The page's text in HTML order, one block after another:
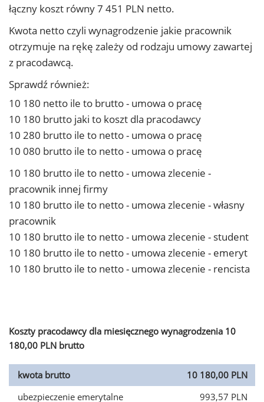
łączny koszt równy 7 451 PLN netto.
Kwota netto czyli wynagrodzenie jakie pracownik
otrzymuje na rękę zależy od rodzaju umowy zawartej
z pracodawcą.
Sprawdź również:
10 180 netto ile to brutto - umowa o pracę
10 180 brutto jaki to koszt dla pracodawcy
10 280 brutto ile to netto - umowa o pracę
10 080 brutto ile to netto - umowa o pracę
10 180 brutto ile to netto - umowa zlecenie -
pracownik innej firmy
10 180 brutto ile to netto - umowa zlecenie - własny
pracownik
10 180 brutto ile to netto - umowa zlecenie - student
10 180 brutto ile to netto - umowa zlecenie - emeryt
10 180 brutto ile to netto - umowa zlecenie - rencista
Koszty pracodawcy dla miesięcznego wynagrodzenia 10
180,00 PLN brutto
kwota brutto
10 180,00 PLN
ubezpieczenie emerytalne
993,57 PLN